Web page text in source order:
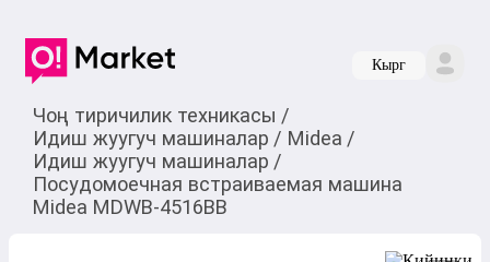
Кырг
Чоң тиричилик техникасы /
Идиш жуугуч машиналар / Midea /
Идиш жуугуч машиналар /
Посудомоечная встраиваемая машина
Midea MDWB-4516BB